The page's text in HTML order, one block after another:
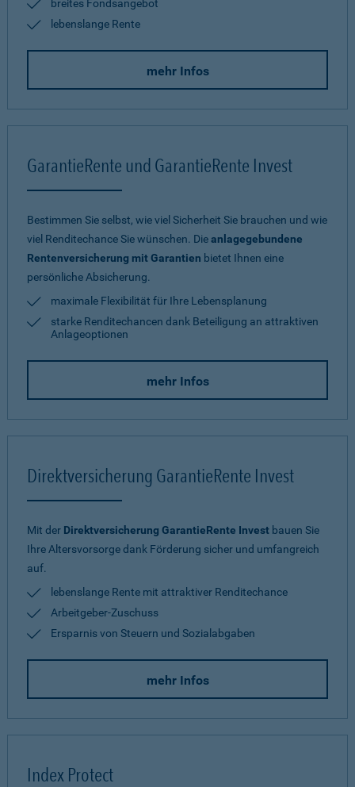
breites Fondsangebot
lebenslange Rente
mehr Infos
GarantieRente und GarantieRente Invest
Bestimmen Sie selbst, wie viel Sicherheit Sie brauchen und wie
viel Renditechance Sie wünschen. Dieanlagegebundene
Rentenversicherung mit Garantien bietet Ihnen eine
persönliche Absicherung.
maximale Flexibilität für Ihre Lebensplanung
starke Renditechancen dank Beteiligung an attraktiven
Anlageoptionen
mehr Infos
Direktversicherung GarantieRente Invest
Mit der Direktversicherung GarantieRente Invest bauen Sie
Ihre Altersvorsorge dank Förderung sicher und umfangreich
auf.
lebenslange Rente mit attraktiver Renditechance
Arbeitgeber-Zuschuss
Ersparnis von Steuern und Sozialabgaben
mehr Infos
Index Protect